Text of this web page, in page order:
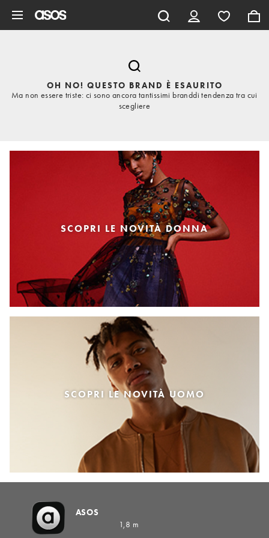
OH NO! QUESTO BRAND È ESAURITO
Ma non essere triste: ci sono ancora tantissimi branddi tendenza tra cui
scegliere
SCOPRI LE NOVITÀ DONNA
SCOPRI LE NOVITÀ UOMO
ASOS
1,8 m